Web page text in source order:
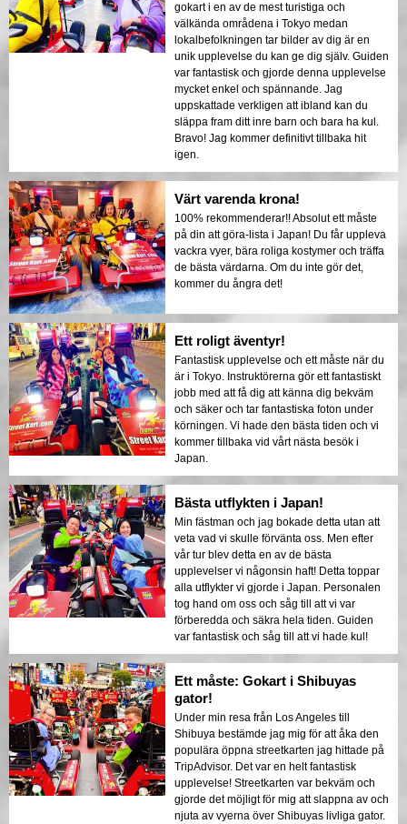
gokart i en av de mest turistiga och
välkända områdena i Tokyo medan
lokalbefolkningen tar bilder av dig är en
unik upplevelse du kan ge dig själv. Guiden
var fantastisk och gjorde denna upplevelse
mycket enkel och spännande. Jag
uppskattade verkligen att ibland kan du
släppa fram ditt inre barn och bara ha kul.
Bravo! Jag kommer definitivt tillbaka hit
igen.
Värt varenda krona!
100% rekommenderar!! Absolut ett måste
på din att göra-lista i Japan! Du får uppleva
vackra vyer, bära roliga kostymer och träffa
de bästa värdarna. Om du inte gör det,
kommer du ångra det!
Ett roligt äventyr!
Fantastisk upplevelse och ett måste när du
är i Tokyo. Instruktörerna gör ett fantastiskt
jobb med att få dig att känna dig bekväm
och säker och tar fantastiska foton under
körningen. Vi hade den bästa tiden och vi
kommer tillbaka vid vårt nästa besök i
Japan.
Bästa utflykten i Japan!
Min fästman och jag bokade detta utan att
veta vad vi skulle förvänta oss. Men efter
vår tur blev detta en av de bästa
upplevelser vi någonsin haft! Detta toppar
alla utflykter vi gjorde i Japan. Personalen
tog hand om oss och såg till att vi var
förberedda och säkra hela tiden. Guiden
var fantastisk och såg till att vi hade kul!
Ett måste: Gokart i Shibuyas
gator!
Under min resa från Los Angeles till
Shibuya bestämde jag mig för att åka den
populära öppna streetkarten jag hittade på
TripAdvisor. Det var en helt fantastisk
upplevelse! Streetkarten var bekväm och
gjorde det möjligt för mig att slappna av och
njuta av vyerna över Shibuyas livliga gator.